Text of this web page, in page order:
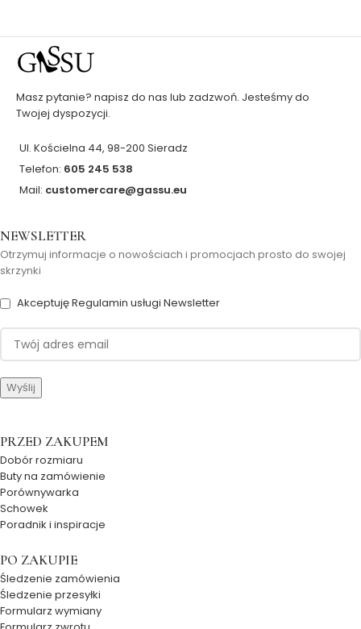
Masz pytanie? napisz do nas lub zadzwoń. Jesteśmy do
Twojej dyspozycji.
Ul. Kościelna 44, 98-200 Sieradz
Telefon: 605 245 538
Mail: customercare@gassu.eu
NEWSLETTER
Otrzymuj informacje o nowościach i promocjach prosto do swojej
skrzynki
Akceptuję Regulamin usługi Newsletter
PRZED ZAKUPEM
Dobór rozmiaru
Buty na zamówienie
Porównywarka
Schowek
Poradnik i inspiracje
PO ZAKUPIE
Śledzenie zamówienia
Śledzenie przesyłki
Formularz wymiany